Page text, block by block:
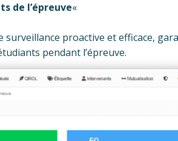
de l’épreuve«
proactive et efficace,
pendant l’épreuve.